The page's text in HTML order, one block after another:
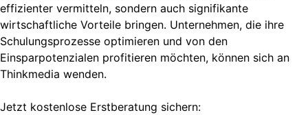
effizienter vermitteln, sondern auch signifikante
wirtschaftliche Vorteile bringen. Unternehmen, die ihre
Schulungsprozesse optimieren und von den
Einsparpotenzialen profitieren möchten, können sich an
Thinkmedia wenden.
Jetzt kostenlose Erstberatung sichern: